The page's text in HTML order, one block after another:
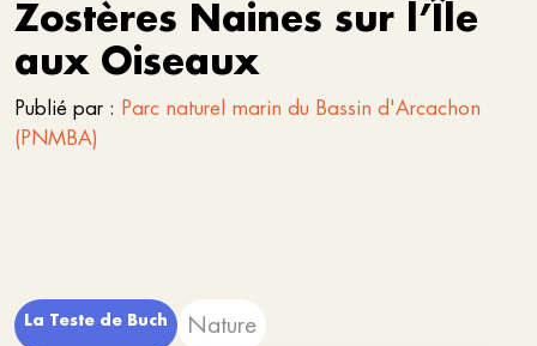
Zostères Naines sur l’Île
aux Oiseaux
Publié par : Parc naturel marin du Bassin d'Arcachon
(PNMBA)
La Teste de Buch Nature